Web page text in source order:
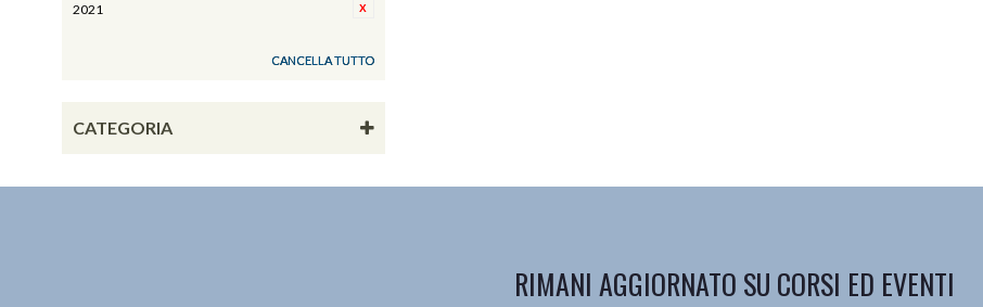
2021
CANCELLA TUTTO
CATEGORIA
RIMANI AGGIORNATO SU CORSI ED EVENTI